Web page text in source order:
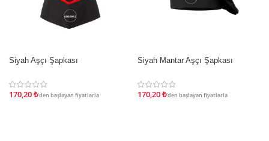
İNDIRIM
Siyah Aşçı Şapkası
170,20₺'den başlayan fiyatlarla
İNDIRIM
Siyah Mantar Aşçı Şapkası
170,20₺'den başlayan fiyatlarla